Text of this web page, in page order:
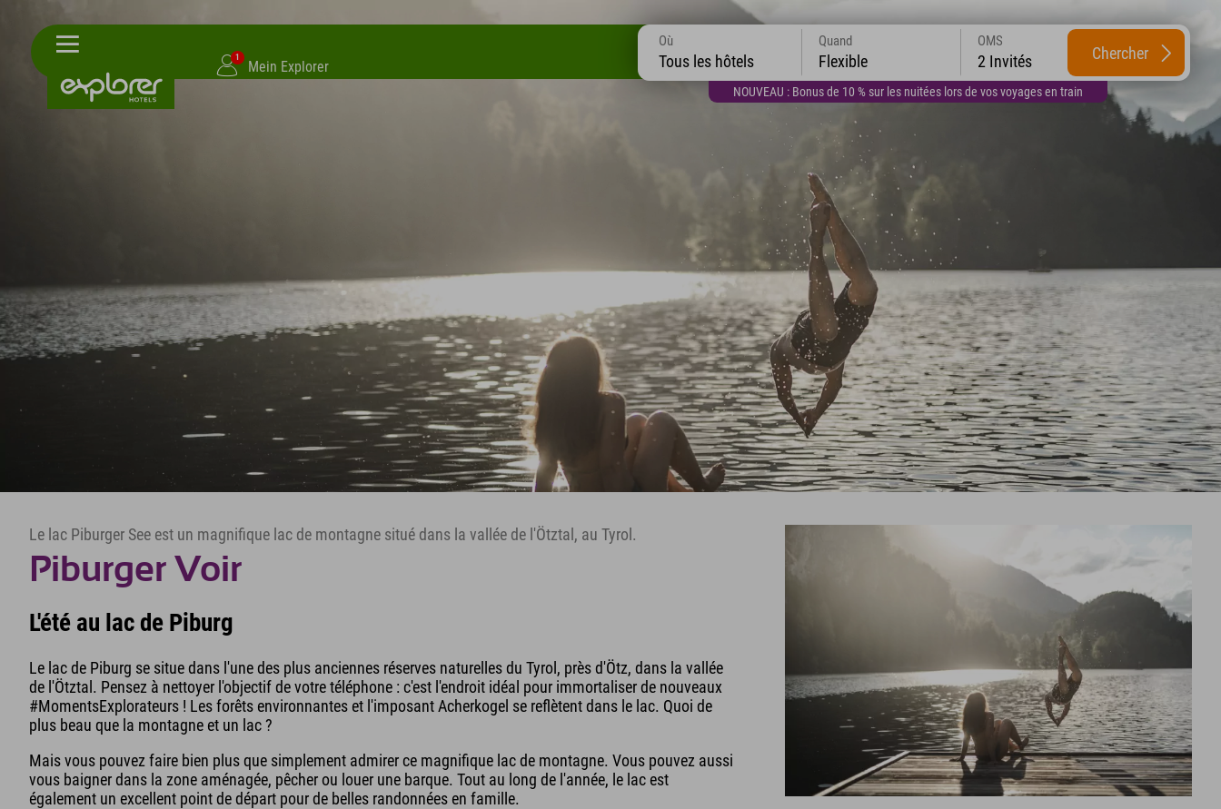
1
Mein Explorer
NOUVEAU : Bonus de 10 % sur les nuitées lors de vos voyages en train
Où
Tous les hôtels
Quand
Flexible
OMS
2 Invités Chercher
Le lac Piburger See est un magnifique lac de montagne situé dans la vallée de l'Ötztal, au Tyrol.
Piburger Voir
L'été au lac de Piburg
Le lac de Piburg se situe dans l'une des plus anciennes réserves naturelles du Tyrol, près d'Ötz, dans la vallée
de l'Ötztal. Pensez à nettoyer l'objectif de votre téléphone : c'est l'endroit idéal pour immortaliser de nouveaux
#MomentsExplorateurs ! Les forêts environnantes et l'imposant Acherkogel se reflètent dans le lac. Quoi de
plus beau que la montagne et un lac ?
Mais vous pouvez faire bien plus que simplement admirer ce magnifique lac de montagne. Vous pouvez aussi
vous baigner dans la zone aménagée, pêcher ou louer une barque. Tout au long de l'année, le lac est
également un excellent point de départ pour de belles randonnées en famille.